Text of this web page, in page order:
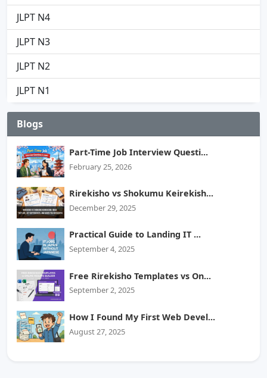
JLPT N4
JLPT N3
JLPT N2
JLPT N1
Blogs
Part-Time Job Interview Questi...
February 25, 2026
Rirekisho vs Shokumu Keirekish...
December 29, 2025
Practical Guide to Landing IT ...
September 4, 2025
Free Rirekisho Templates vs On...
September 2, 2025
How I Found My First Web Devel...
August 27, 2025